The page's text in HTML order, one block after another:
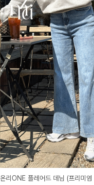
온리ONE 플레어드 데님 (프리미엄